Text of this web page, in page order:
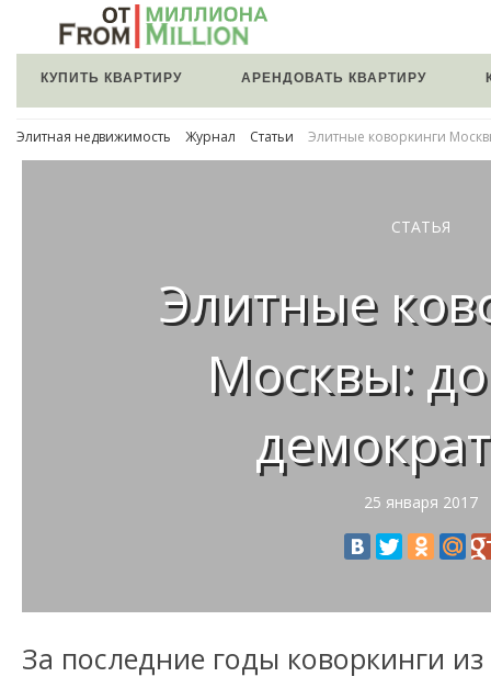
КУПИТЬ КВАРТИРУ АРЕНДОВАТЬ КВАРТИРУ
Элитная недвижимость Журнал Статьи Элитные коворкинги
СТАТЬЯ
Элитные
Москвы:
25 января 2017
За последние годы коворкинги